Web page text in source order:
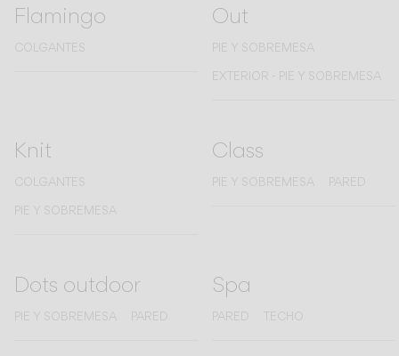
Flamingo
COLGANTES
Out
PIE Y SOBREMESA
EXTERIOR - PIE Y SOBREMESA
Knit
COLGANTES
PIE Y SOBREMESA
Class
PIE Y SOBREMESA PARED
Dots outdoor
PIE Y SOBREMESA PARED
Spa
PARED TECHO